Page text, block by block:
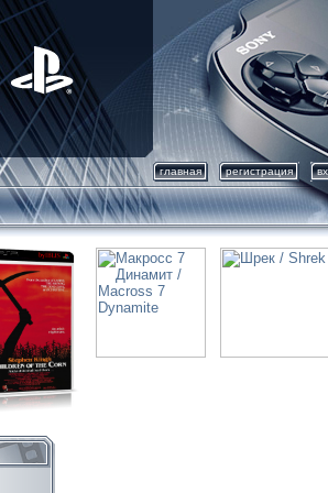
главная регистрация